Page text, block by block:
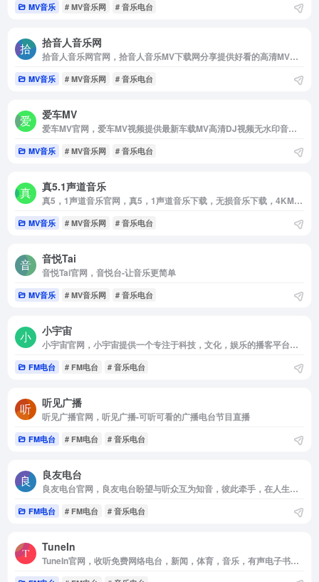
MV音乐 # MV音乐网 # 音乐电台
拾音人音乐网
拾音人音乐网官网，拾音人音乐MV下载网分享提供好看的高清MV免费迅雷下载地址及无广告播放，使用MV音乐下载解析工具快速获取高清MV音乐下载地址，高清MV下载，车载MV音乐下载，高清MV免费下载网站。
MV音乐 # MV音乐网 # 音乐电台
爱车MV
爱车MV官网，爱车MV视频提供最新车载MV高清DJ视频无水印音乐下载。爱车MV拥有庞大完整的高清车载MV视频大全，热门流行的超清MV视频迅速更新，并提供最新的DJ视频，精选车载视频下载，最新车载MV音乐，高清无水印视频，MP4车载视频下载。
MV音乐 # MV音乐网 # 音乐电台
真5.1声道音乐
真5，1声道音乐官网，真5，1声道音乐下载，无损音乐下载，4KMV下载，DTS5，1音乐下载，超高清2160P下载，无水印下载，蓝光原画MV下载，1080P下载，DTS音乐下载，超清MV下载，高清MV下载，车载MV视频下载，音乐歌曲下载，MV下载，WAV音乐下载，抖音歌曲下载，无损音乐美声网
MV音乐 # MV音乐网 # 音乐电台
音悦Tai
音悦Tai官网，音悦台-让音乐更简单
MV音乐 # MV音乐网 # 音乐电台
小宇宙
小宇宙官网，小宇宙提供一个专注于科技，文化，娱乐的播客平台，可下载应用收听最新资讯和故事。
FM电台 # FM电台 # 音乐电台
听见广播
听见广播官网，听见广播-可听可看的广播电台节目直播
FM电台 # FM电台 # 音乐电台
良友电台
良友电台官网，良友电台盼望与听众互为知音，彼此牵手，在人生，信仰路上并肩同行。
FM电台 # FM电台 # 音乐电台
TuneIn
TuneIn官网，收听免费网络电台，新闻，体育，音乐，有声电子书和播客。媒体流直播 CNN，FOX News 电台和 MSNBC。另外还有 100，000 个 AM/FM 广播电台，提供音乐，新闻和本地体育谈话等特色内容。